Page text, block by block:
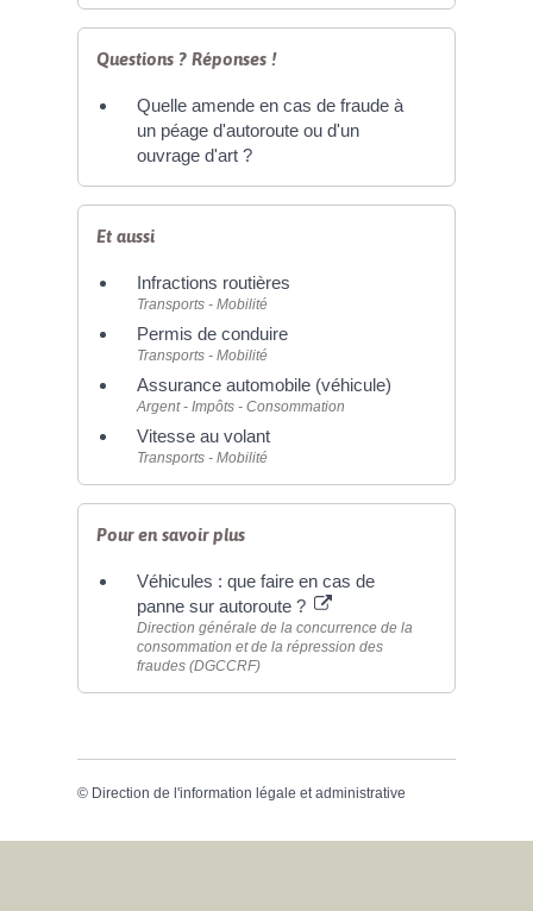
Questions ? Réponses !
Quelle amende en cas de fraude à
un péage d'autoroute ou d'un
ouvrage d'art ?
Et aussi
Infractions routières
Transports - Mobilité
Permis de conduire
Transports - Mobilité
Assurance automobile (véhicule)
Argent - Impôts - Consommation
Vitesse au volant
Transports - Mobilité
Pour en savoir plus
Véhicules : que faire en cas de
panne sur autoroute ?
Direction générale de la concurrence de la
consommation et de la répression des
fraudes (DGCCRF)
© Direction de l'information légale et administrative